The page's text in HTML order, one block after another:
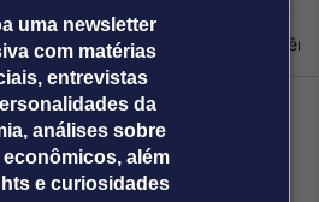
uma newsletter
com matérias
entrevistas
da
análises sobre
além
e curiosidades
NotíciasBlogWeekend
Releases Broadcast
Prêmio Broadcast
Releases